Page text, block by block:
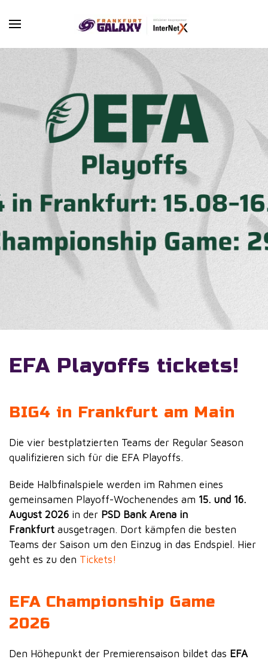
Skip to main content
EFA Playoffs tickets!
BIG4 in Frankfurt am Main
Die vier bestplatzierten Teams der Regular Season
qualifizieren sich für die EFA Playoffs.
Beide Halbfinalspiele werden im Rahmen eines
gemeinsamen Playoff-Wochenendes am 15. und 16.
August 2026 in der PSD Bank Arena in
Frankfurt ausgetragen. Dort kämpfen die besten
Teams der Saison um den Einzug in das Endspiel. Hier
geht es zu den Tickets!
EFA Championship Game
2026
Den Höhepunkt der Premierensaison bildet das EFA